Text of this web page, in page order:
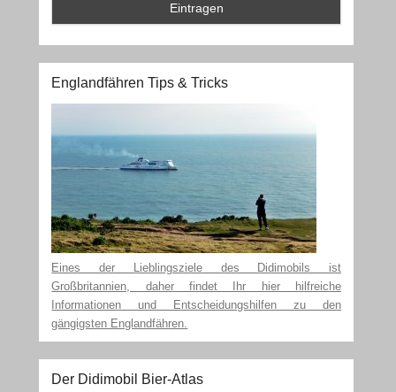
Englandfähren Tips & Tricks
Eines der Lieblingsziele des Didimobils ist
Großbritannien, daher findet Ihr hier hilfreiche
Informationen und Entscheidungshilfen zu den
gängigsten Englandfähren.
Der Didimobil Bier-Atlas